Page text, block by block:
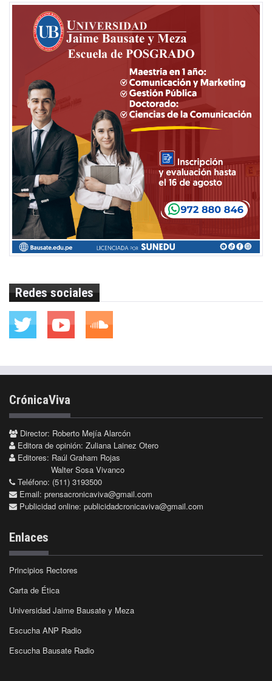
Redes sociales
CrónicaViva
Director: Roberto Mejía Alarcón
Editora de opinión: Zuliana Lainez Otero
Editores: Raúl Graham Rojas
Walter Sosa Vivanco
Teléfono: (511) 3193500
Email: prensacronicaviva@gmail.com
Publicidad online: publicidadcronicaviva@gmail.com
Enlaces
Principios Rectores
Carta de Ética
Universidad Jaime Bausate y Meza
Escucha ANP Radio
Escucha Bausate Radio